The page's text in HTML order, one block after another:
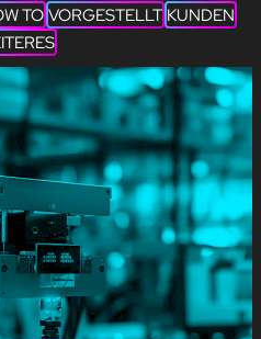
TO VORGESTELLT KUNDEN